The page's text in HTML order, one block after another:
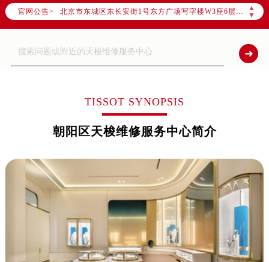
官网公告>
▲
▼
北京市东城区东长安街1号东方广场写字楼W3座6层602室（需提前预约）
北京市朝阳区建国门外大街甲6号华熙国际中心写字楼D座11层1102室（需提前预约）
北京市朝阳区建国门外大街甲6号华熙国际中心D座11层1102室售后服务中心（需提前预约）
北京市东城区东长安街1号王府井东方广场W3座6层602室售后服务中心（需提前预约）
TISSOT SYNOPSIS
朝阳区天梭维修服务中心简介